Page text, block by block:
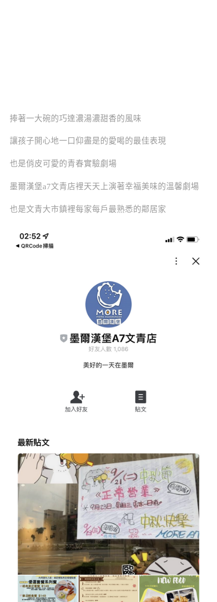
捧著一大碗的巧達濃湯濃甜香的風味
讓孩子開心地一口仰盡是的愛喝的最佳表現
也是俏皮可愛的青春實驗劇場
墨爾漢堡a7文青店裡天天上演著幸福美味的溫馨劇場
也是文青大市鎮裡每家每戶最熟悉的鄰居家